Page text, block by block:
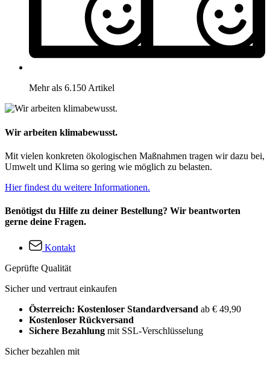
Mehr als 6.150 Artikel
Wir arbeiten klimabewusst.
Mit vielen konkreten ökologischen Maßnahmen tragen wir dazu bei,
Umwelt und Klima so gering wie möglich zu belasten.
Hier findest du weitere Informationen.
Benötigst du Hilfe zu deiner Bestellung? Wir beantworten
gerne deine Fragen.
Kontakt
Geprüfte Qualität
Sicher und vertraut einkaufen
Österreich: Kostenloser Standardversand ab € 49,90
Kostenloser Rückversand
Sichere Bezahlung mit SSL-Verschlüsselung
Sicher bezahlen mit